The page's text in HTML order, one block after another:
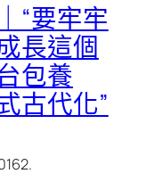
“要牢牢
長這個
包養
古代化”